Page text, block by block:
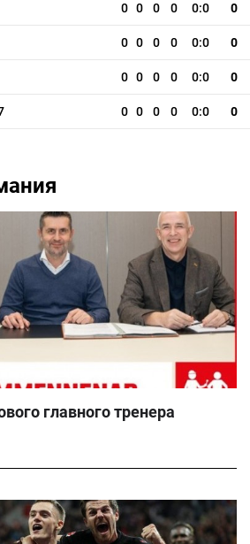
0 0 0 0 0:0 0
0 0 0 0 0:0 0
0 0 0 0 0:0 0
0 0 0 0 0:0 0
главного тренера